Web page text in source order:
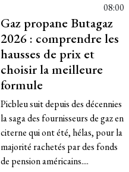
08:00
Gaz propane Butagaz
2026 : comprendre les
hausses de prix et
choisir la meilleure
formule
Picbleu suit depuis des décennies
la saga des fournisseurs de gaz en
citerne qui ont été, hélas, pour la
majorité rachetés par des fonds
de pension américains....